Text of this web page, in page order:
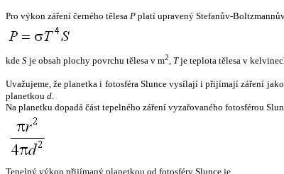
Pro výkon záření černého tělesa P platí upravený Stefanův-
kde S je obsah plochy povrchu tělesa v m2, Tje teplota tělesa v
Uvažujeme, že planetka i fotosféra Slunce vysílají i přijímají záření
planetkou d.
Na planetku dopadá část tepelného záření vyzařovaného fotosférou
Tepelný výkon přijímaný planetkou od fotosféry Slunce je